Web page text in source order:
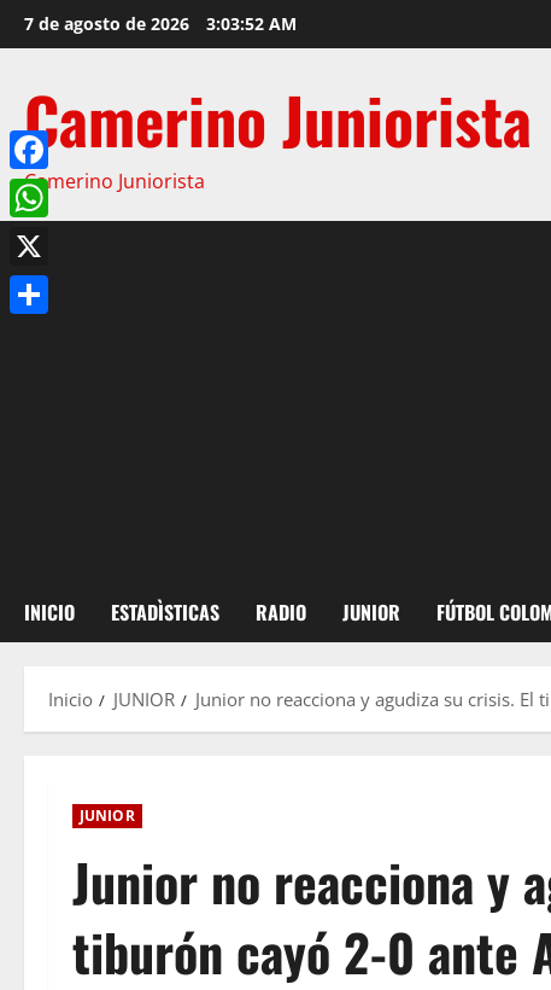
7 de agosto de 2026 3:03:53 AM
Camerino Juniorista
Camerino Juniorista
INICIO ESTADÌSTICAS RADIO JUNIOR FÚTBOL
Inicio JUNIOR Junior no reacciona y agudiza su crisis. El
JUNIOR
Junior no reacciona y
tiburón cayó 2-0 ante
Facebook
WhatsApp
X